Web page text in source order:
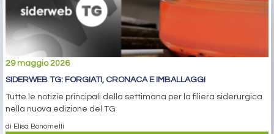
29 maggio 2026
SIDERWEB TG: FORGIATI, CRONACA E IMBALLAGGI
Tutte le notizie principali della settimana per la filiera siderurgica
nella nuova edizione del TG
di Elisa Bonomelli